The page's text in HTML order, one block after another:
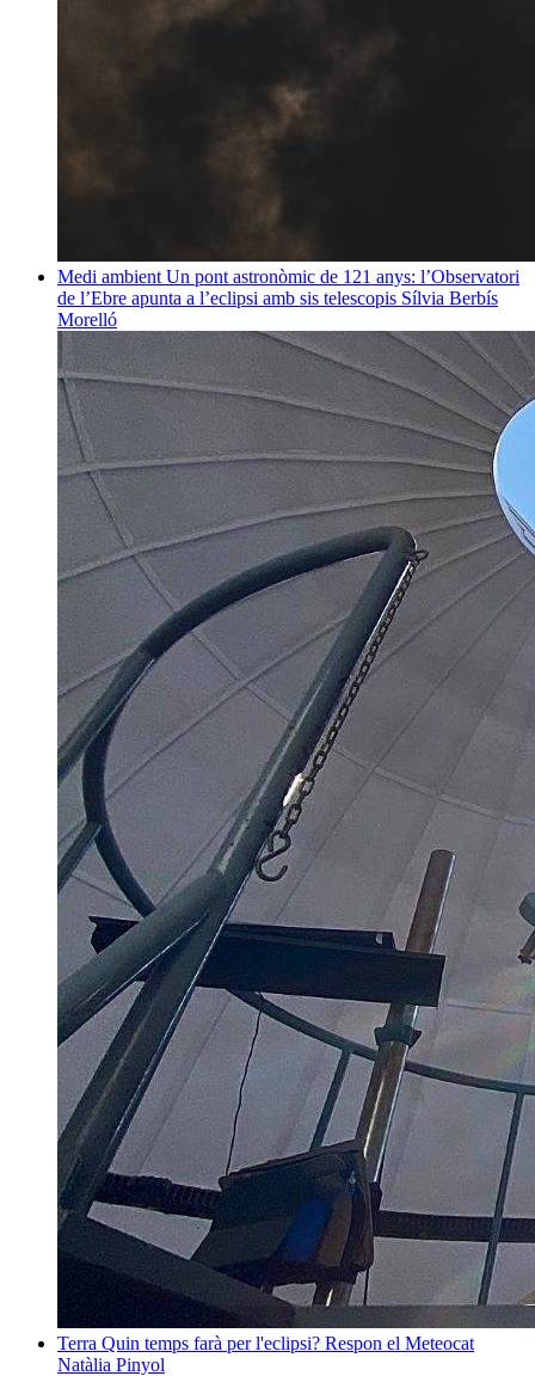
Medi ambient Un pont astronòmic de 121 anys: l’Observatori
de l’Ebre apunta a l’eclipsi amb sis telescopis Sílvia Berbís
Morelló
Terra Quin temps farà per l'eclipsi? Respon el Meteocat
Natàlia Pinyol